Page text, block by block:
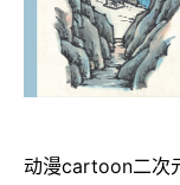
动漫cartoon二次